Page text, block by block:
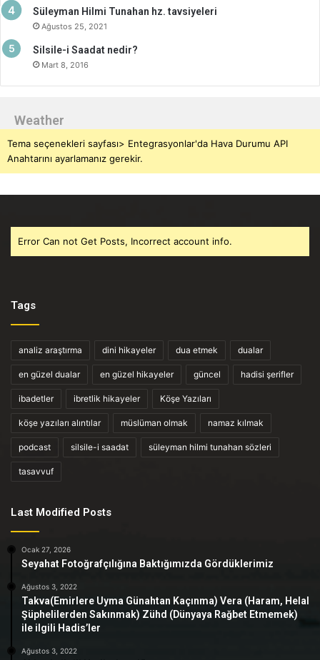
Süleyman Hilmi Tunahan hz. tavsiyeleri
Ağustos 25, 2021
Silsile-i Saadat nedir?
Mart 8, 2016
Weather
Tema seçenekleri sayfası> Entegrasyonlar'da Hava Durumu API
Anahtarını ayarlamanız gerekir.
Error Can not Get Posts, Incorrect account info.
Tags
analiz araştırma dini hikayeler dua etmek dualar
en güzel dualar en güzel hikayeler güncel hadisi şerifler
ibadetler ibretlik hikayeler Köşe Yazıları
köşe yazıları alıntılar müslüman olmak namaz kılmak
podcast silsile-i saadat süleyman hilmi tunahan sözleri
tasavvuf
Last Modified Posts
Ocak 27, 2026
Seyahat Fotoğrafçılığına Baktığımızda Gördüklerimiz
Ağustos 3, 2022
Takva(Emirlere Uyma Günahtan Kaçınma) Vera (Haram, Helal
Şüphelilerden Sakınmak) Zühd (Dünyaya Rağbet Etmemek)
ile ilgili Hadis’ler
Ağustos 3, 2022